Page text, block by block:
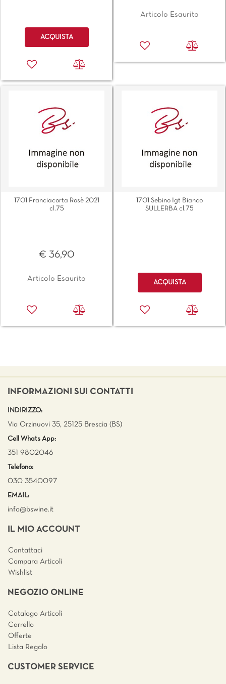
Quantità
ACQUISTA
Articolo Esaurito
1701 Franciacorta Rosè 2021
cl.75
€ 36,90
Articolo Esaurito
1701 Sebino Igt Bianco
SULLERBA cl.75
Quantità
ACQUISTA
INFORMAZIONI SUI CONTATTI
INDIRIZZO:
Via Orzinuovi 35, 25125 Brescia (BS)
Cell Whats App:
351 9802046
Telefono:
030 3540097
EMAIL:
info@bswine.it
IL MIO ACCOUNT
Contattaci
Compara Articoli
Wishlist
NEGOZIO ONLINE
Catalogo Articoli
Carrello
Offerte
Lista Regalo
CUSTOMER SERVICE